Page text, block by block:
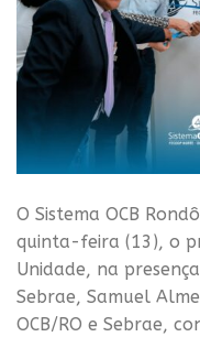
O Sistema OCB
quinta-feira (13), o
Unidade, na
Sebrae, Samuel
OCB/RO e Sebrae,